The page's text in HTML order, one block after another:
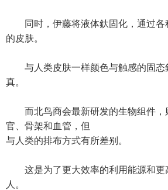
同时，伊藤将液体釱固化，通过各
的皮肤。
与人类皮肤一样颜色与触感的固态
真。
而北鸟商会最新研发的生物组件，
官、骨架和血管，但
与人类的排布方式有所差别。
这是为了更大效率的利用能源和更
人。